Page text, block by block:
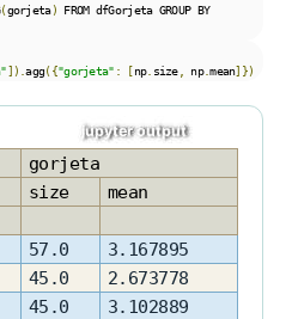
(gorjeta) FROM dfGorjeta GROUP BY
]).agg({"gorjeta" : [np. size, np.mean]})
gorjeta
size
mean
57.0
3.167895
45.0
2.673778
45.0
3.102889